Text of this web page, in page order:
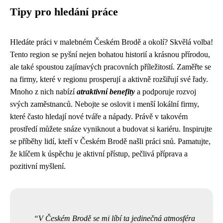
Tipy pro hledání práce
Hledáte práci v malebném Českém Brodě a okolí? Skvělá volba!
Tento region se pyšní nejen bohatou historií a krásnou přírodou,
ale také spoustou zajímavých pracovních příležitostí. Zaměřte se
na firmy, které v regionu prosperují a aktivně rozšiřují své řady.
Mnoho z nich nabízíatraktivní benefity a podporuje rozvoj
svých zaměstnanců. Nebojte se oslovit i menší lokální firmy,
které často hledají nové tváře a nápady. Právě v takovém
prostředí můžete snáze vyniknout a budovat si kariéru. Inspirujte
se příběhy lidí, kteří v Českém Brodě našli práci snů. Pamatujte,
že klíčem k úspěchu je aktivní přístup, pečlivá příprava a
pozitivní myšlení.
V Českém Brodě se mi líbí ta jedinečná atmosféra